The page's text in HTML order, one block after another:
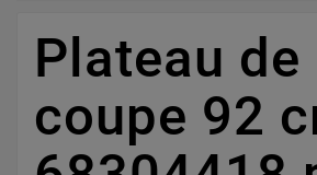
Plateau de
coupe 92